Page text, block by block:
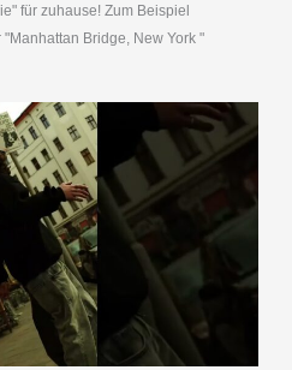
für zuhause! Zum Beispiel
Bridge, New York "